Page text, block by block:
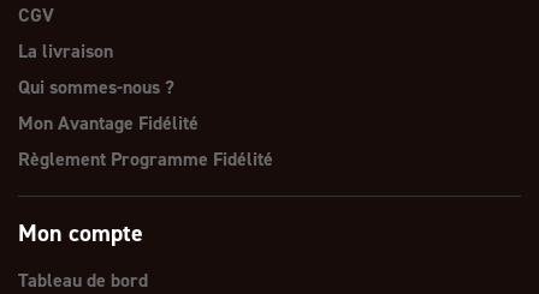
CGV
La livraison
Qui sommes-nous ?
Mon Avantage Fidélité
Règlement Programme Fidélité
Mon compte
Tableau de bord